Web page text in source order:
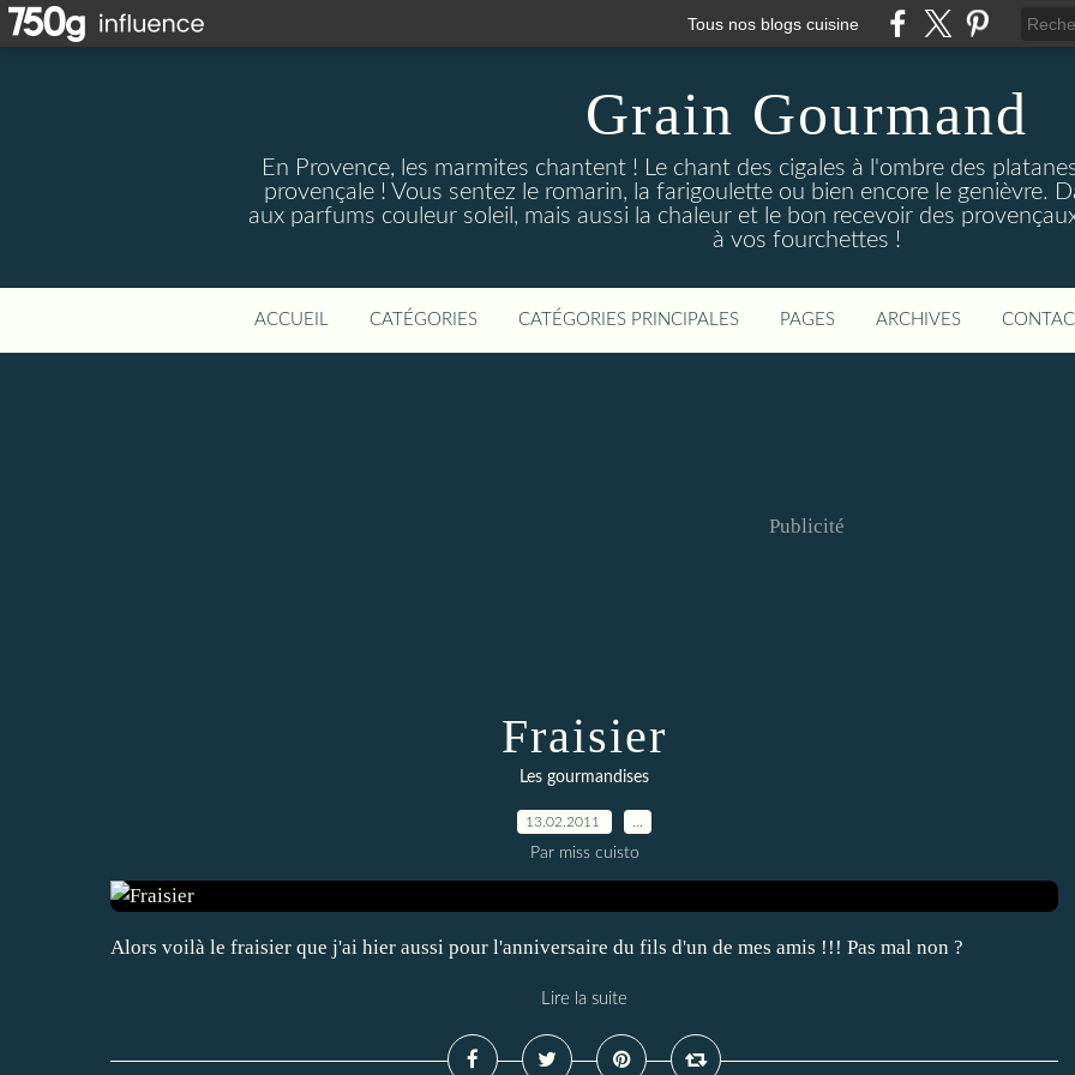
Tous nos blogs cuisine
Grain Gourmand
En Provence, les marmites chantent ! Le chant des cigales à l'ombre des
provençale ! Vous sentez le romarin, la farigoulette ou bien encore le genièvre.
aux parfums couleur soleil, mais aussi la chaleur et le bon recevoir des
à vos fourchettes !
ACCUEIL CATÉGORIES CATÉGORIES PRINCIPALES PAGES ARCHIVES
Publicité
Fraisier
Les gourmandises
13.02.2011
Par miss cuisto
Alors voilà le fraisier que j'ai hier aussi pour l'anniversaire du fils d'un de mes amis !!! Pas mal non ?
Lire la suite